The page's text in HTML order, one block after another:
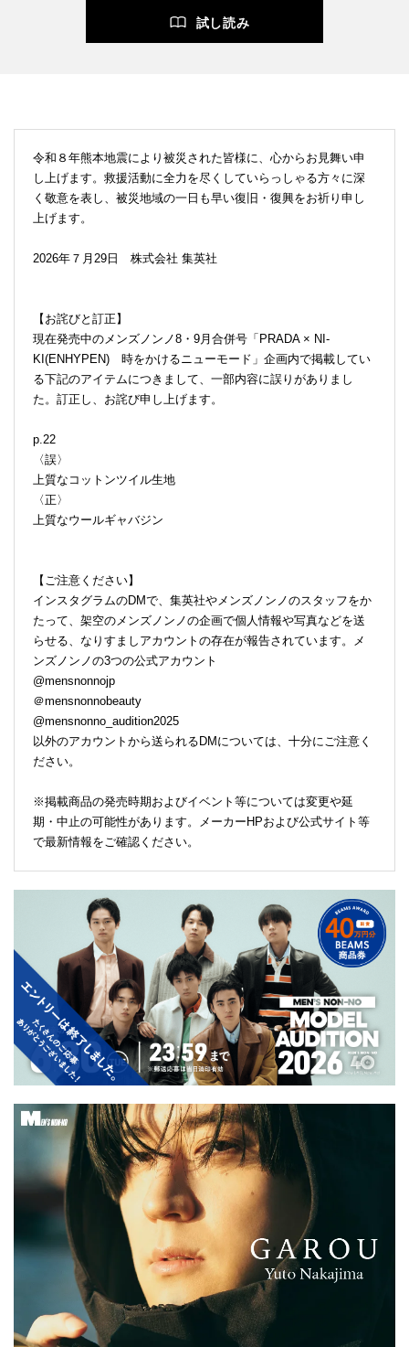
試し読み
令和８年熊本地震により被災された皆様に、心からお見舞い申
し上げます。救援活動に全力を尽くしていらっしゃる方々に深
く敬意を表し、被災地域の一日も早い復旧・復興をお祈り申し
上げます。
2026年７月29日 株式会社 集英社
【お詫びと訂正】
現在発売中のメンズノンノ8・9月合併号「PRADA × NI-
KI(ENHYPEN) 時をかけるニューモード」企画内で掲載してい
る下記のアイテムにつきまして、一部内容に誤りがありまし
た。訂正し、お詫び申し上げます。
p.22
〈誤〉
上質なコットンツイル生地
〈正〉
上質なウールギャバジン
【ご注意ください】
インスタグラムのDMで、集英社やメンズノンノのスタッフをか
たって、架空のメンズノンノの企画で個人情報や写真などを送
らせる、なりすましアカウントの存在が報告されています。メ
ンズノンノの3つの公式アカウント
@mensnonnojp
＠mensnonnobeauty
@mensnonno_audition2025
以外のアカウントから送られるDMについては、十分にご注意く
ださい。
※掲載商品の発売時期およびイベント等については変更や延
期・中止の可能性があります。メーカーHPおよび公式サイト等
で最新情報をご確認ください。